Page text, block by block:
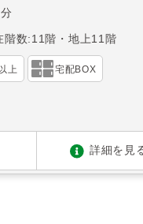
階数:11階・地上11階
上 宅配BOX
詳細を見